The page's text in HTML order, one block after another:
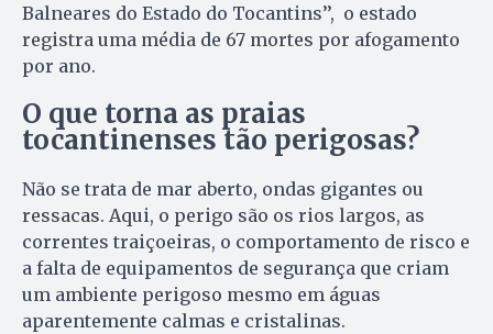
Balneares do Estado do Tocantins’’, o estado
registra uma média de 67 mortes por afogamento
por ano.
O que torna as praias
tocantinenses tão perigosas?
Não se trata de mar aberto, ondas gigantes ou
ressacas. Aqui, o perigo são os rios largos, as
correntes traiçoeiras, o comportamento de risco e
a falta de equipamentos de segurança que criam
um ambiente perigoso mesmo em águas
aparentemente calmas e cristalinas.